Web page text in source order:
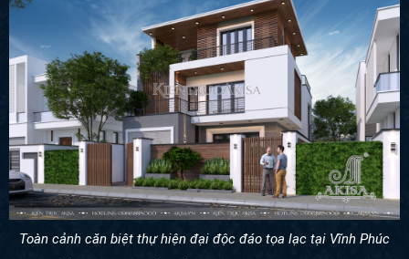
Toàn cảnh căn biệt thự hiện đại độc đáo tọa lạc tại Vĩnh Phúc